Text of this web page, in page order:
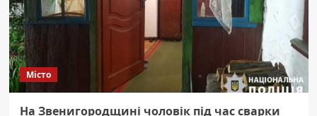
Місто
На Звенигородщині чоловік під час сварки